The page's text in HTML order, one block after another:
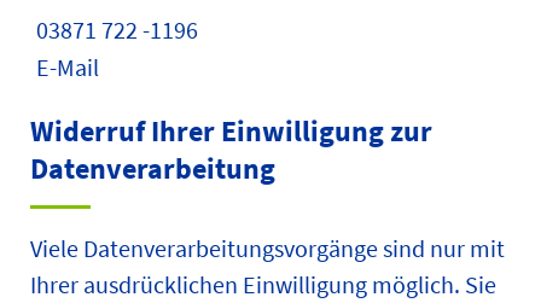
03871 722 -1196
E-Mail
Widerruf Ihrer Einwilligung zur
Datenverarbeitung
Viele Datenverarbeitungsvorgänge sind nur mit
Ihrer ausdrücklichen Einwilligung möglich. Sie